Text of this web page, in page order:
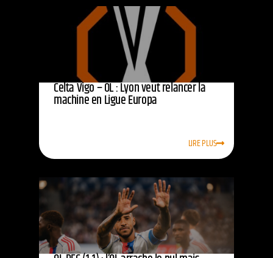
Celta Vigo – OL : Lyon veut relancer la
machine en Ligue Europa
LIRE PLUS